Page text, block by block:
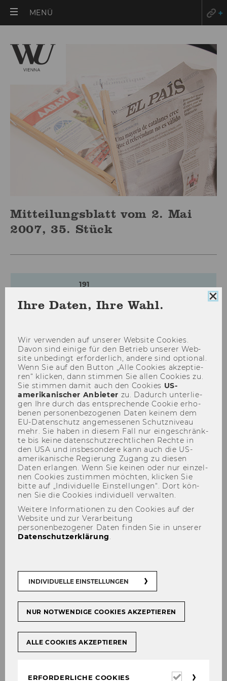
MENÜ
Mitteilungsblatt vom 2. Mai
2007, 35. Stück
191
Bevollmächtigungen
192
Festlegung der Prüfungsarten
der Kurse der Wahlfächer im
Bachelorstudium Wirtschafts-
und Sozialwissenschaften
193
EU-JOB Information des
Bundeskanzleramtes
194
Stellenauschreibung der
Leopold-Franzens-Universität
Innsbruck
Ausschreibungen von Stellen
für allgemeines Personal
Mitteilungsblatt vom 2. Mai 2007, 35. Stück
Ihre Daten, Ihre Wahl.
Wir ver­wen­den auf un­se­rer Web­site Coo­kies.
Davon sind ei­ni­ge für den Be­trieb un­se­rer Web­
site un­be­dingt er­for­der­lich, an­de­re sind op­tio­nal.
Wenn Sie auf den But­ton „Alle Coo­kies ak­zep­tie­
ren“ kli­cken, dann stim­men Sie allen Coo­kies zu.
Sie stim­men damit auch den Coo­kies US-​
amerikanischer An­bie­ter zu. Da­durch un­ter­lie­
gen Ihre durch das ent­spre­chen­de Coo­kie er­ho­
be­nen per­so­nen­be­zo­ge­nen Daten kei­nem dem
EU-​Datenschutz an­ge­mes­se­nen Schutz­ni­veau
mehr. Sie haben in die­sem Fall nur ein­ge­schränk­
te bis keine da­ten­schutz­recht­li­chen Rech­te in
den USA und ins­be­son­de­re kann auch die US-​
amerikanische Re­gie­rung Zu­gang zu die­sen
Daten er­lan­gen. Wenn Sie kei­nen oder nur ein­zel­
nen Coo­kies zu­stim­men möch­ten, kli­cken Sie
bitte auf „In­di­vi­du­el­le Ein­stel­lun­gen“. Dort kön­
nen Sie die Coo­kies in­di­vi­du­ell ver­wal­ten.
Weitere Informationen zu den Cookies auf der
Website und zur Verarbeitung
personenbezogener Daten finden Sie in unserer
Datenschutzerklärung.
INDIVIDUELLE EINSTELLUNGEN
NUR NOTWENDIGE COOKIES AKZEPTIEREN
ALLE COOKIES AKZEPTIEREN
ERFORDERLICHE COOKIES